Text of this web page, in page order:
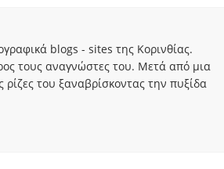
blogs - sites της Κορινθίας.
τους αναγνώστες του. Μετά από μια
του ξαναβρίσκοντας την πυξίδα